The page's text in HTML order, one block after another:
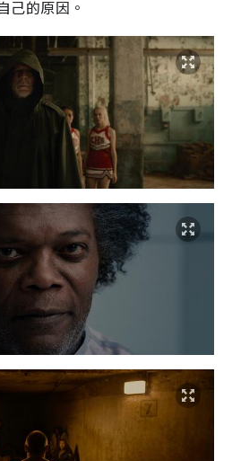
己的原因。